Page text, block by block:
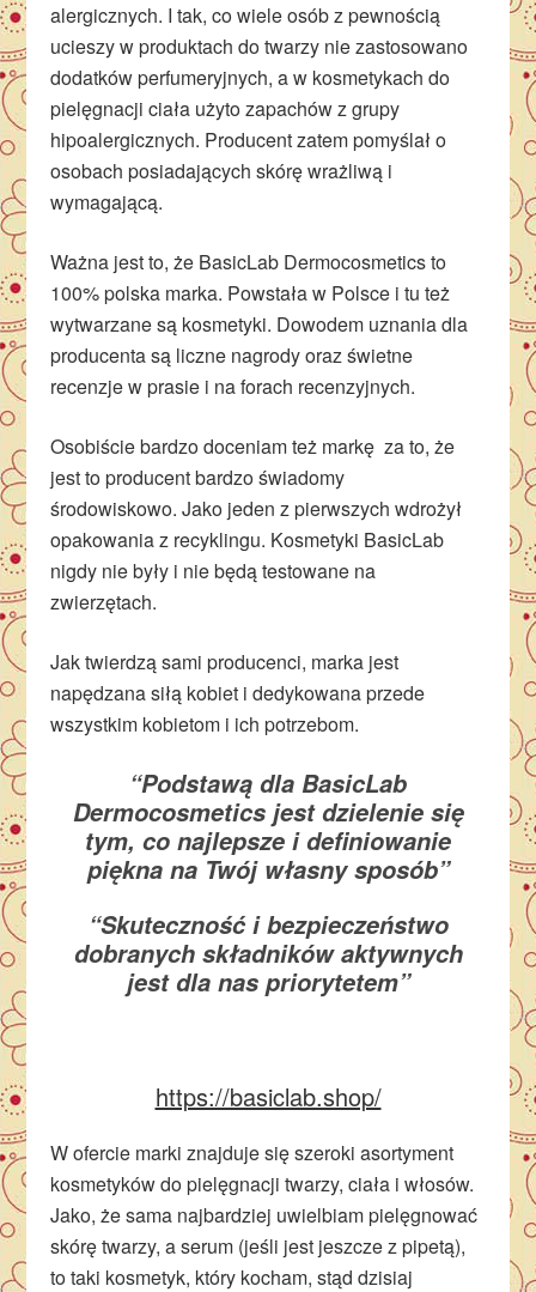
alergicznych. I tak, co wiele osób z pewnością
ucieszy w produktach do twarzy nie zastosowano
dodatków perfumeryjnych, a w kosmetykach do
pielęgnacji ciała użyto zapachów z grupy
hipoalergicznych. Producent zatem pomyślał o
osobach posiadających skórę wrażliwą i
wymagającą.
Ważna jest to, że BasicLab Dermocosmetics to
100% polska marka. Powstała w Polsce i tu też
wytwarzane są kosmetyki. Dowodem uznania dla
producenta są liczne nagrody oraz świetne
recenzje w prasie i na forach recenzyjnych.
Osobiście bardzo doceniam też markę za to, że
jest to producent bardzo świadomy
środowiskowo. Jako jeden z pierwszych wdrożył
opakowania z recyklingu. Kosmetyki BasicLab
nigdy nie były i nie będą testowane na
zwierzętach.
Jak twierdzą sami producenci, marka jest
napędzana siłą kobiet i dedykowana przede
wszystkim kobietom i ich potrzebom.
“Podstawą dla BasicLab
Dermocosmetics jest dzielenie się
tym, co najlepsze i definiowanie
piękna na Twój własny sposób”
“Skuteczność i bezpieczeństwo
dobranych składników aktywnych
jest dla nas priorytetem”
https://basiclab.shop/
W ofercie marki znajduje się szeroki asortyment
kosmetyków do pielęgnacji twarzy, ciała i włosów.
Jako, że sama najbardziej uwielbiam pielęgnować
skórę twarzy, a serum (jeśli jest jeszcze z pipetą),
to taki kosmetyk, który kocham, stąd dzisiaj